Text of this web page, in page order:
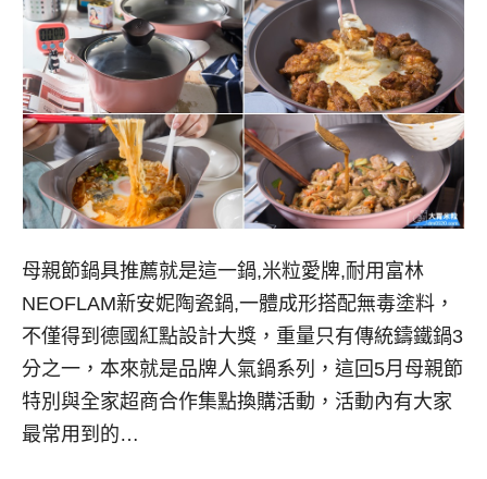
母親節鍋具推薦就是這一鍋,米粒愛牌,耐用富林
NEOFLAM新安妮陶瓷鍋,一體成形搭配無毒塗料，
不僅得到德國紅點設計大獎，重量只有傳統鑄鐵鍋3
分之一，本來就是品牌人氣鍋系列，這回5月母親節
特別與全家超商合作集點換購活動，活動內有大家
最常用到的…